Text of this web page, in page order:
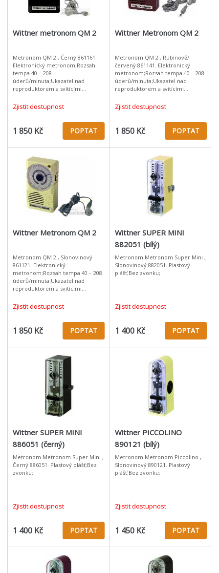
Wittner metronom QM 2
Metronom QM 2 , Černý 861161.
Elektronický metronom;Rozsah
tempa 40 – 208
úderů/minuta;Ukazatel nad
reproduktorem a svítícími
akustického ukazatele;Přesnost +/-
0,02 %;Ladící tón/komorní
Zjistit dostupnost
1 850 Kč POPTAT
Wittner Metronom QM 2
Metronom QM 2 , Rubínově/
červený 861141. Elektronický
metronom;Rozsah tempa 40 – 208
úderů/minuta;Ukazatel nad
reproduktorem a svítícími
akustického ukazatele;Přesnost +/-
0,02 %;Ladící
Zjistit dostupnost
1 850 Kč POPTAT
Wittner Metronom QM 2
Metronom QM 2 , Slonovinový
861121. Elektronický
metronom;Rozsah tempa 40 – 208
úderů/minuta;Ukazatel nad
reproduktorem a svítícími
akustického ukazatele;Přesnost +/-
0,02 %;Ladící tón/k
Zjistit dostupnost
1 850 Kč POPTAT
Wittner SUPER MINI
882051 (bílý)
Metronom Metronom Super Mini ,
Slonovinový 882051. Plastový
plášť;Bez zvonku;
Zjistit dostupnost
1 400 Kč POPTAT
Wittner SUPER MINI
886051 (černý)
Metronom Metronom Super Mini ,
Černý 886051. Plastový plášť;Bez
zvonku;
Zjistit dostupnost
1 400 Kč POPTAT
Wittner PICCOLINO
890121 (bílý)
Metronom Metronom Piccolino ,
Slonovinový 890121. Plastový
plášť;Bez zvonku;
Zjistit dostupnost
1 450 Kč POPTAT